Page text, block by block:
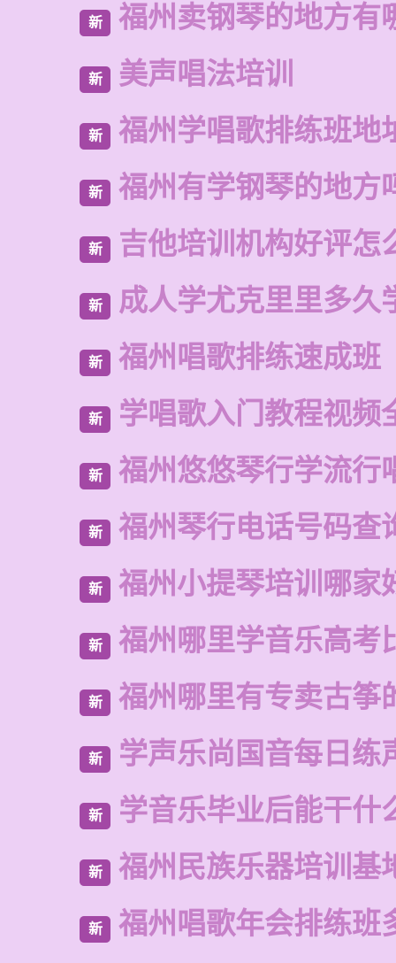
新 福州卖钢琴的地方有
新 美声唱法培训
新 福州学唱歌排练班地
新 福州有学钢琴的地方
新 吉他培训机构好评怎
新 成人学尤克里里多久
新 福州唱歌排练速成班
新 学唱歌入门教程视频
新 福州悠悠琴行学流行
新 福州琴行电话号码查
新 福州小提琴培训哪家
新 福州哪里学音乐高考
新 福州哪里有专卖古筝
新 学声乐尚国音每日练
新 学音乐毕业后能干什
新 福州民族乐器培训基
新 福州唱歌年会排练班